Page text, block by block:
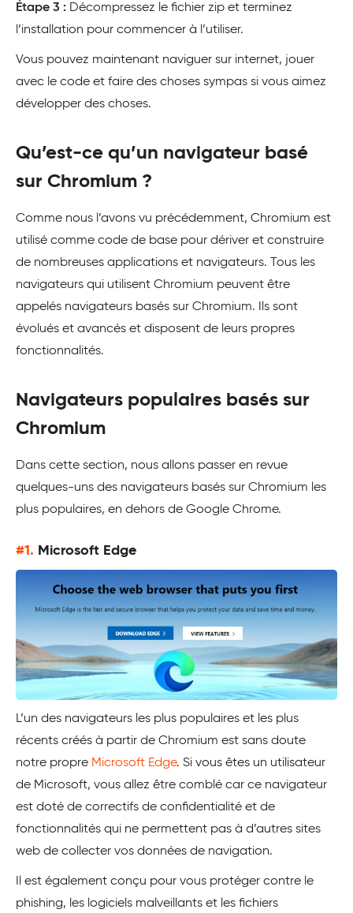
Étape 3 : Décompressez le fichier zip et terminez
l’installation pour commencer à l’utiliser.
Vous pouvez maintenant naviguer sur internet, jouer
avec le code et faire des choses sympas si vous aimez
développer des choses.
Qu’est-ce qu’un navigateur basé
sur Chromium ?
Comme nous l’avons vu précédemment, Chromium est
utilisé comme code de base pour dériver et construire
de nombreuses applications et navigateurs. Tous les
navigateurs qui utilisent Chromium peuvent être
appelés navigateurs basés sur Chromium. Ils sont
évolués et avancés et disposent de leurs propres
fonctionnalités.
Navigateurs populaires basés sur
Chromium
Dans cette section, nous allons passer en revue
quelques-uns des navigateurs basés sur Chromium les
plus populaires, en dehors de Google Chrome.
#1. Microsoft Edge
L’un des navigateurs les plus populaires et les plus
récents créés à partir de Chromium est sans doute
notre propre Microsoft Edge. Si vous êtes un utilisateur
de Microsoft, vous allez être comblé car ce navigateur
est doté de correctifs de confidentialité et de
fonctionnalités qui ne permettent pas à d’autres sites
web de collecter vos données de navigation.
Il est également conçu pour vous protéger contre le
phishing, les logiciels malveillants et les fichiers